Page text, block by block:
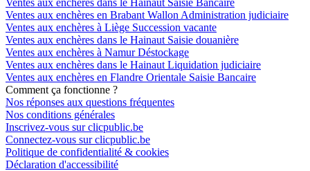
Ventes aux enchères en Brabant Wallon Administration judiciaire
Ventes aux enchères à Liège Succession vacante
Ventes aux enchères dans le Hainaut Saisie douanière
Ventes aux enchères à Namur Déstockage
Ventes aux enchères dans le Hainaut Liquidation judiciaire
Ventes aux enchères en Flandre Orientale Saisie Bancaire
Comment ça fonctionne ?
Nos réponses aux questions fréquentes
Nos conditions générales
Inscrivez-vous sur clicpublic.be
Connectez-vous sur clicpublic.be
Politique de confidentialité & cookies
Déclaration d'accessibilité